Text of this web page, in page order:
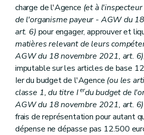
charge de l'Agence (et à
de l'organisme payeur - AGW du
art. 6) pour engager, approuver et
matières relevant de leurs
AGW du 18 novembre 2021, art. 6)
imputable sur les articles de base
Ier du budget de l'Agence (ou les
classe 1, du titre Ierdu budget de
AGW du 18 novembre 2021, art. 6)
frais de représentation pour autant
dépense ne dépasse pas 12.500